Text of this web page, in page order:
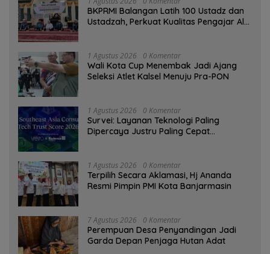
BKPRMI Balangan Latih 100 Ustadz dan
Ustadzah, Perkuat Kualitas Pengajar Al-
1 Agustus 2026 0 Komentar
Wali Kota Cup Menembak Jadi Ajang
Seleksi Atlet Kalsel Menuju Pra-PON
1 Agustus 2026 0 Komentar
Survei: Layanan Teknologi Paling
Dipercaya Justru Paling Cepat
1 Agustus 2026 0 Komentar
‎Terpilih Secara Aklamasi, Hj Ananda
Resmi Pimpin PMI Kota Banjarmasin
7 Agustus 2026 0 Komentar
Perempuan Desa Penyandingan Jadi
Garda Depan Penjaga Hutan Adat